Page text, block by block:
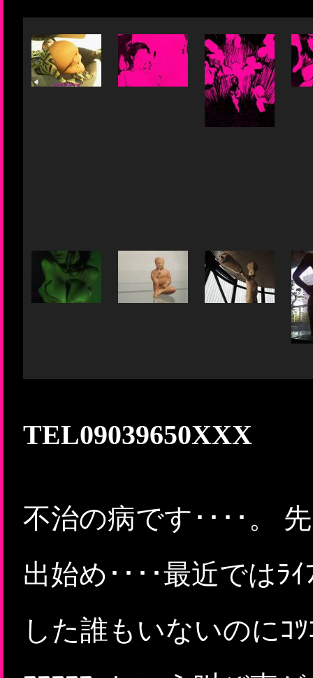
TEL09039650XXX
不治の病です････。
出始め････最近ではﾗ
した誰もいないのにｺ